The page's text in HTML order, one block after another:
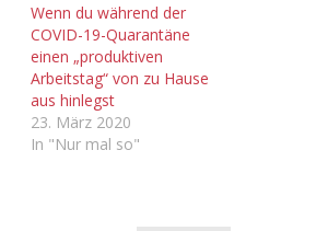
Wenn du während der
COVID-19-Quarantäne
einen „produktiven
Arbeitstag“ von zu Hause
aus hinlegst
23. März 2020
In "Nur mal so"